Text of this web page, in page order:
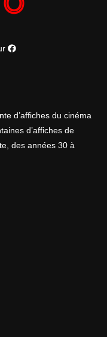
d’affiches du cinéma
d’affiches de
des années 30 à